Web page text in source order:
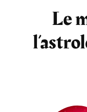
Le